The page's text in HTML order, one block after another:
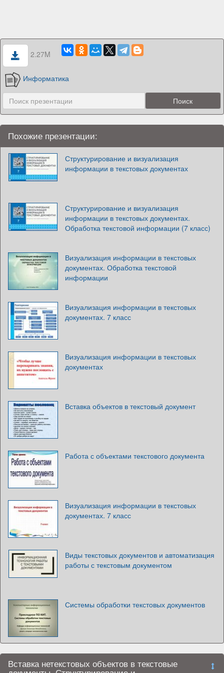
2.27M
Информатика
Похожие презентации:
Структурирование и визуализация
информации в текстовых документах
Структурирование и визуализация
информации в текстовых документах.
Обработка текстовой информации (7 класс)
Визуализация информации в текстовых
документах. Обработка текстовой
информации
Визуализация информации в текстовых
документах. 7 класс
Визуализация информации в текстовых
документах
Вставка объектов в текстовый документ
Работа с объектами текстового документа
Визуализация информации в текстовых
документах. 7 класс
Виды текстовых документов и автоматизация
работы с текстовым документом
Системы обработки текстовых документов
Вставка нетекстовых объектов в текстовые